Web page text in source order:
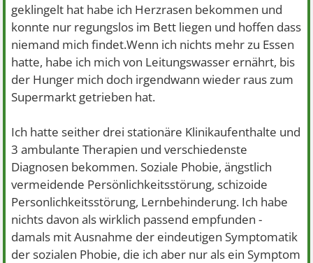
geklingelt hat habe ich Herzrasen bekommen und
konnte nur regungslos im Bett liegen und hoffen dass
niemand mich findet.Wenn ich nichts mehr zu Essen
hatte, habe ich mich von Leitungswasser ernährt, bis
der Hunger mich doch irgendwann wieder raus zum
Supermarkt getrieben hat.
Ich hatte seither drei stationäre Klinikaufenthalte und
3 ambulante Therapien und verschiedenste
Diagnosen bekommen. Soziale Phobie, ängstlich
vermeidende Persönlichkeitsstörung, schizoide
Personlichkeitsstörung, Lernbehinderung. Ich habe
nichts davon als wirklich passend empfunden -
damals mit Ausnahme der eindeutigen Symptomatik
der sozialen Phobie, die ich aber nur als ein Symptom